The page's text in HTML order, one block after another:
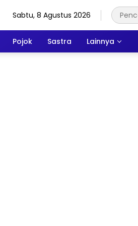
Sabtu, 8 Agustus 2026
Pojok Sastra Lainnya